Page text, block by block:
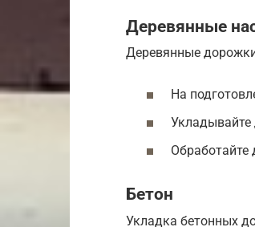
Деревянные
Деревянные
На
Бетон
Укладка бетонных